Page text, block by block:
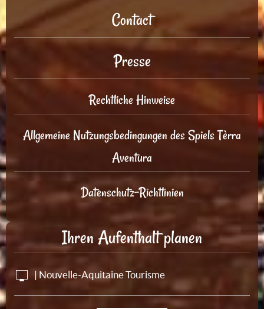
Contact
Presse
Rechtliche Hinweise
Allgemeine Nutzungsbedingungen des Spiels Tèrra
Aventura
Datenschutz-Richtlinien
Ihren Aufenthalt planen
| Nouvelle-Aquitaine Tourisme